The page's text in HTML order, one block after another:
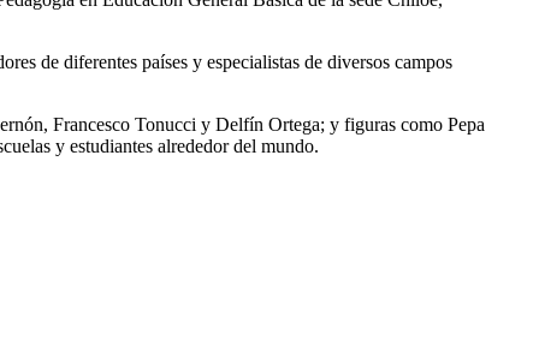
de diferentes países y especialistas de diversos campos
Francesco Tonucci y Delfín Ortega; y figuras como Pepa
y estudiantes alrededor del mundo.